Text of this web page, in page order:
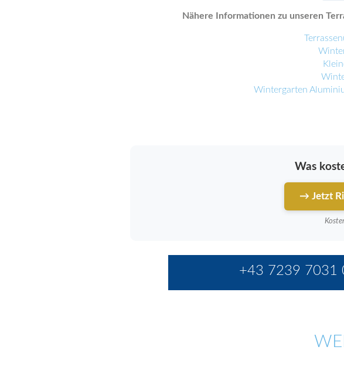
Nähere Informationen zu unseren
Wintergarten
Was
→ Jetzt
+43 7239 7031